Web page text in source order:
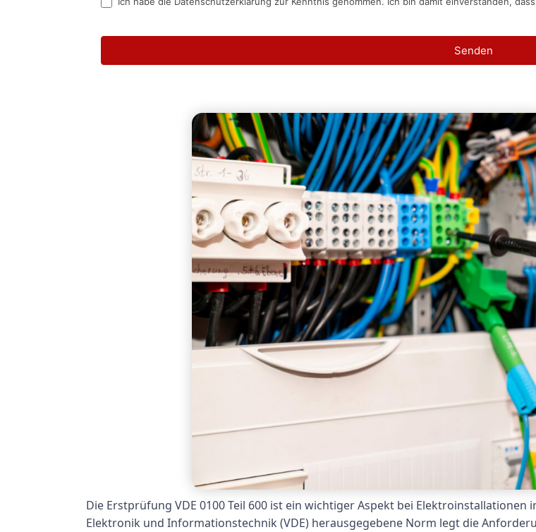
Senden
Die Erstprüfung VDE 0100 Teil 600 ist ein wichtiger Aspekt bei
Elektronik und Informationstechnik (VDE) herausgegebene Norm legt die